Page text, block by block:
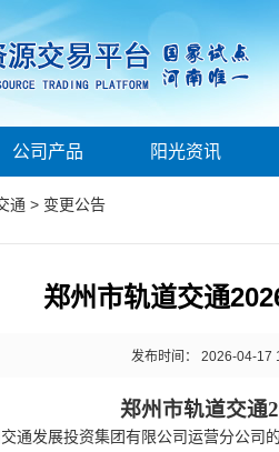
公司产品 阳光资讯
通 > 变更公告
郑州市轨道交通
发布时间： 2026-04-17
郑州市轨道交通
通发展投资集团有限公司运营分公司的